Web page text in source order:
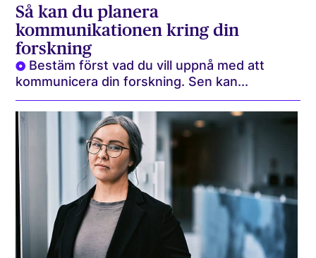
Så kan du planera
kommunikationen kring din
forskning
Bestäm först vad du vill uppnå med att
kommunicera din forskning. Sen kan...